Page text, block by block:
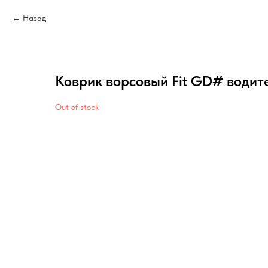
Назад
Коврик ворсовый Fit GD#
Out of stock